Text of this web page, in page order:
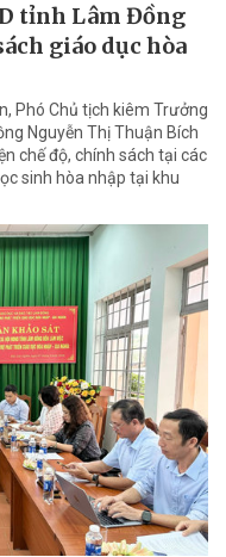
tỉnh Lâm Đồng
giáo dục hòa
Phó Chủ tịch kiêm Trưởng
Nguyễn Thị Thuận Bích
chế độ, chính sách tại các
sinh hòa nhập tại khu